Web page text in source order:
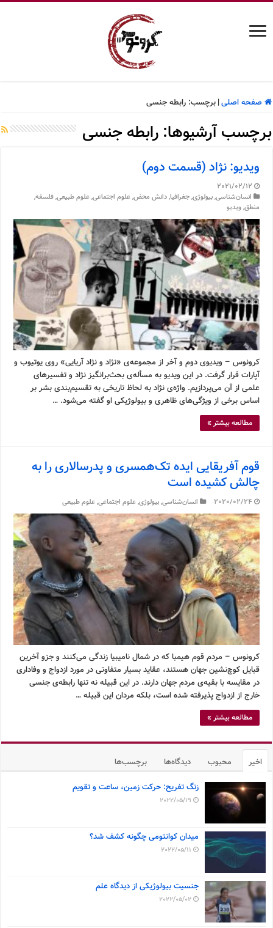
صفحه اصلی| برچسب:رابطه جنسی
برچسب آرشیوها:رابطه جنسی
ویدیو: نژاد (قسمت دوم)
2021/02/12
انسان‌شناسی,بیولوژی,جغرافیا,دانش محض,علوم اجتماعی,علوم طبیعی,فلسفه,
منطق,ویدیو
کرونوس – ویدیوی دوم و آخر از مجموعه‌ی «نژاد و نژاد آریایی» روی یوتیوب و
آپارات قرار گرفت. در این ویدیو به مسأله‌ی بحث‌برانگیز نژاد و تفسیرهای
علمی از آن می‌پردازیم. واژه‌ی نژاد به لحاظ تاریخی به تقسیم‌بندی بشر بر
اساس برخی از ویژگی‌های ظاهری و بیولوژیکی او گفته می‌شود. …
مطالعه بیشتر »
قوم آفریقایی ایده تک‌همسری و پدرسالاری را به
چالش کشیده است
2020/02/24 انسان‌شناسی,بیولوژی,علوم اجتماعی,علوم طبیعی
کرونوس – مردم قوم هیمبا که در شمال نامیبیا زندگی می‌کنند و جزو آخرین
قبایل کوچ‌نشین جهان هستند، عقاید بسیار متفاوتی در مورد ازدواج و وفاداری
در مقایسه با بقیه‌ی مردم جهان دارند. در این قبیله نه تنها رابطه‌ی جنسی
خارج از ازدواج پذیرفته شده است، بلکه مردان این قبیله …
مطالعه بیشتر »
اخیر محبوب دیدگاه‌ها برچسب‌ها
زنگ تفریح: حرکت زمین، ساعت و تقویم
2022/05/19
میدان کوانتومی چگونه کشف شد؟
2022/05/11
جنسیت بیولوژیکی از دیدگاه علم
2022/05/02